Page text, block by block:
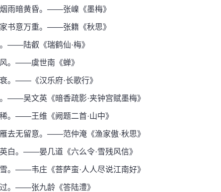
暗黄昏。——张嵲《墨梅》
意万重。——张籍《秋思》
陆叡《瑞鹤仙·梅》
。——虞世南《蝉》
——《汉乐府·长歌行》
吴文英《暗香疏影·夹钟宫赋墨梅》
——王维《阙题二首·山中》
无留意。——范仲淹《渔家傲·秋思》
。——晏几道《六么令·雪残风信》
——韦庄《菩萨蛮·人人尽说江南好》
。——张九龄《答陆澧》